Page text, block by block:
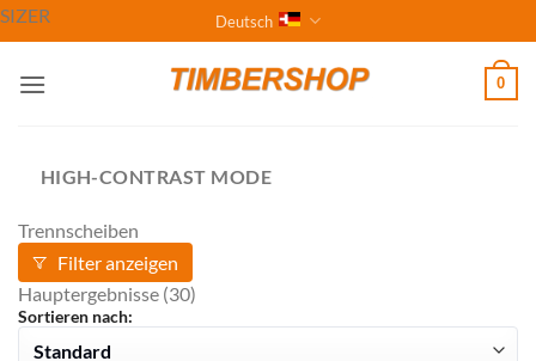
Zum
Inhalt
springen
Deutsch
0
HIGH-CONTRAST MODE
Trennscheiben
Filter anzeigen
Hauptergebnisse (30)
Sortieren nach:
SIZER